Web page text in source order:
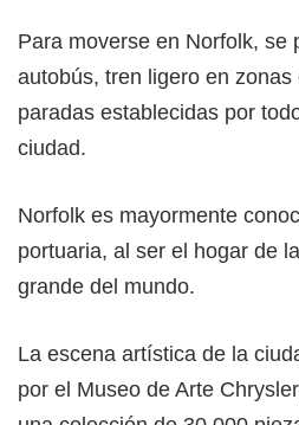
Para moverse en Norfolk, se
autobús, tren ligero en
paradas establecidas por
ciudad.
Norfolk es mayormente
portuaria, al ser el hogar de
grande del mundo.
La escena artística de la
por el Museo de Arte